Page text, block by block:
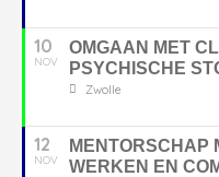
10
NOV
OMGAAN MET
PSYCHISCHE
Zwolle
12
NOV
MENTORSCHAP
WERKEN EN